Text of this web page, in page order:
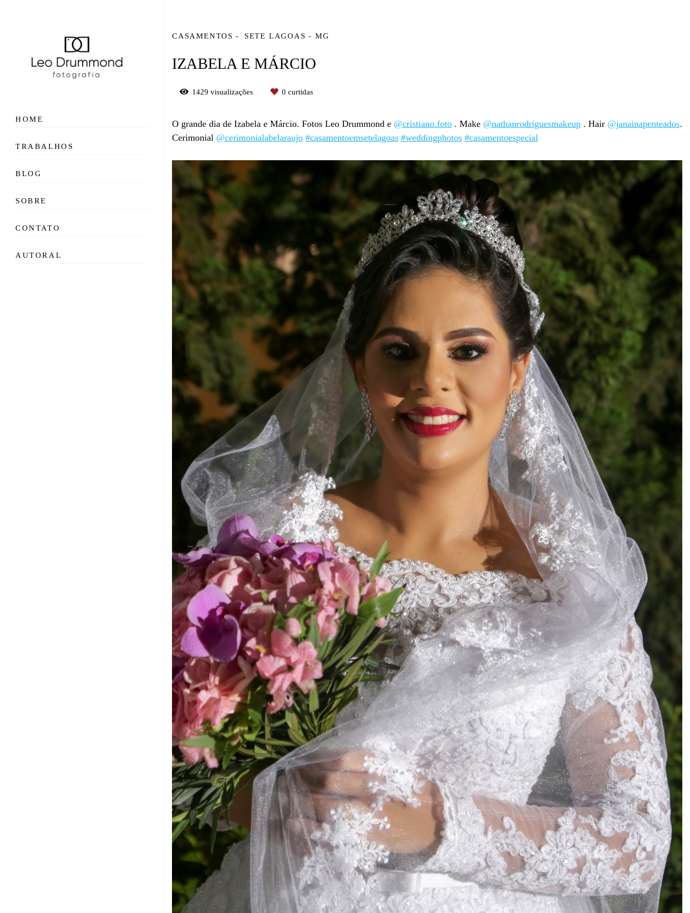
HOME
TRABALHOS
BLOG
SOBRE
CONTATO
AUTORAL
CASAMENTOS SETE LAGOAS - MG
IZABELA E MÁRCIO
1429 visualizações 0 curtidas
O grande dia de Izabela e Márcio. Fotos Leo Drummond e @cristiano.foto . Make @nathanrodriguesmakeup . Hair @janainapenteados.
Cerimonial @cerimonialabelaraujo #casamentoemsetelagoas #weddingphotos #casamentoespecial